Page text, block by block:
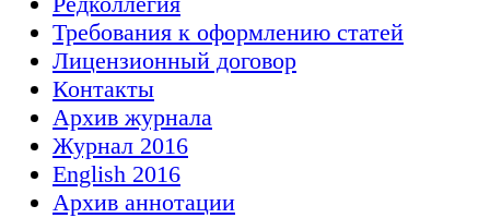
Требования к оформлению статей
Лицензионный договор
Контакты
Архив журнала
Журнал 2016
English 2016
Архив аннотации